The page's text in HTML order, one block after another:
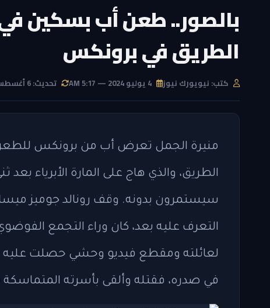
بالصور.. طعن أب بسكين
الطريق في برونكس
كتب: نيويورك نيوز تحديث: 6 أغسطس 2026 — 5:01 PM
منيرة الجمل تعرض أب من برونكس
الطريق، والذي هاج على المارة الأبرياء
التعرف عليه بعد، كان وراء التجمع
في صدره، فقتله وألقى بأسرته